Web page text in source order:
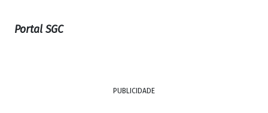
Portal SGC
PUBLICIDADE